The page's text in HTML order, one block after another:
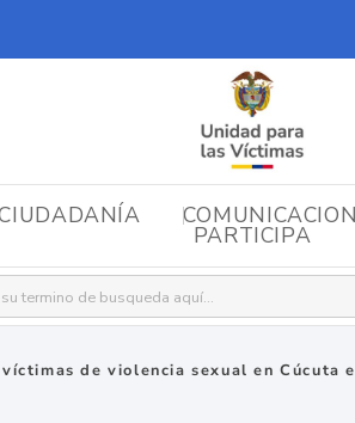
PARTICIPA
de violencia sexual en